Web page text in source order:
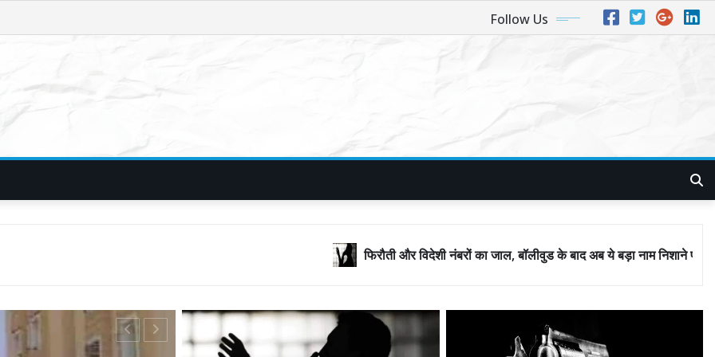
Follow Us
फिरौती और विदेशी नंबरों का जाल, बॉलीवुड के बाद अब ये बड़ा नाम निशाने पर! मुंबई जैसा ‘फिरौती खेल’